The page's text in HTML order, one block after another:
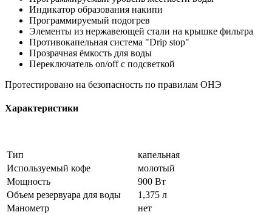
Индикатор образования накипи
Программируемый подогрев
Элементы из нержавеющей стали на крышке фильтра
Противокапельная система "Drip stop"
Прозрачная ёмкость для воды
Переключатель on/off с подсветкой
Протестировано на безопасность по правилам ОНЭ
Характеристики
Тип
капельная
Используемый кофе
молотый
Мощность
900 Вт
Объем резервуара для воды
1,375 л
Манометр
нет